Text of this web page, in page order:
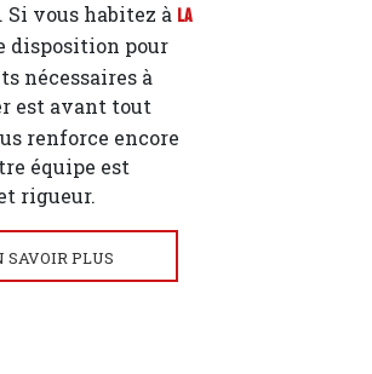
Si vous habitez à La
disposition pour
nécessaires à
est avant tout
renforce encore
équipe est
rigueur.
SAVOIR PLUS